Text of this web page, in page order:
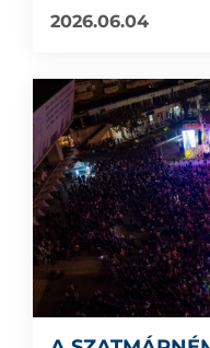
2026.06.04